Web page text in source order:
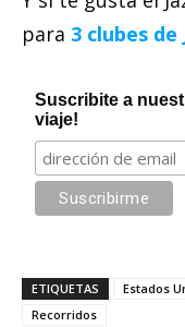
para 3 clubes de
Suscribite a
viaje!
ETIQUETAS Estados
Recorridos